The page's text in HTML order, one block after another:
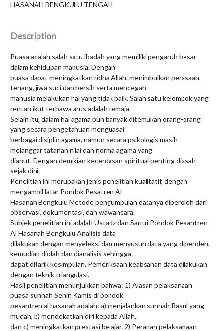
HASANAH BENGKULU TENGAH
Description
Puasa adalah salah satu ibadah yang memiliki pengaruh besar
dalam kehidupan manusia. Dengan
puasa dapat meningkatkan ridha Allah, menimbulkan perasaan
tenang, jiwa suci dan bersih serta mencegah
manusia melakukan hal yang tidak baik. Salah satu kelompok yang
rentan ikut terbawa arus adalah remaja.
Selain itu, dalam hal agama pun banyak ditemukan orang-orang
yang secara pengetahuan menguasai
berbagai disiplin agama, namun secara psikologis masih
melanggar tatanan nilai dan norma agama yang
dianut. Dengan demikian kecerdasan spiritual penting diasah
sejak dini.
Penelitian ini merupakan jenis penelitian kualitatif, dengan
mengambil latar Pondok Pesatren Al
Hasanah Bengkulu Metode pengumpulan datanya diperoleh dari
observasi, dokumentasi, dan wawancara.
Subjek penelitian ini adalah Ustadz dan Santri Pondok Pesantren
Al Hasanah Bengkulu Analisis data
dilakukan dengan menyeleksi dan menyusun data yang diperoleh,
kemudian diolah dan dianalisis sehingga
dapat ditarik kesimpulan. Pemeriksaan keabsahan data dilakukan
dengan teknik triangulasi.
Hasil penelitian menunjukkan bahwa: 1) Alasan pelaksanaan
puasa sunnah Senin Kamis di pondok
pesantren al hasanah adalah: a) menjalankan sunnah Rasul yang
mudah, b) mendekatkan diri kepada Allah,
dan c) meningkatkan prestasi belajar. 2) Peranan pelaksanaan